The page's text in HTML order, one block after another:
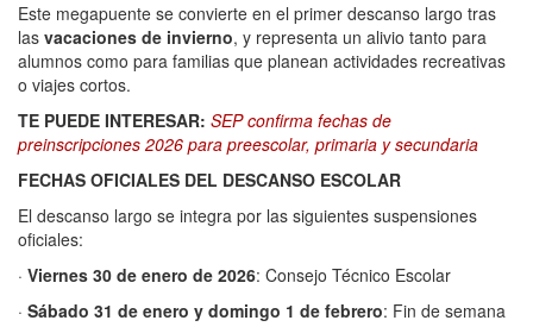
Este megapuente se convierte en el primer descanso largo tras
las vacaciones de invierno, y representa un alivio tanto para
alumnos como para familias que planean actividades recreativas
o viajes cortos.
TE PUEDE INTERESAR: SEP confirma fechas de
preinscripciones 2026 para preescolar, primaria y secundaria
FECHAS OFICIALES DEL DESCANSO ESCOLAR
El descanso largo se integra por las siguientes suspensiones
oficiales:
· Viernes 30 de enero de 2026: Consejo Técnico Escolar
· Sábado 31 de enero y domingo 1 de febrero: Fin de semana